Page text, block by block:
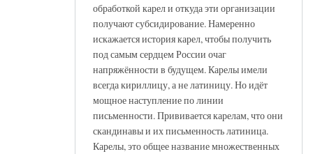
обработкой карел и откуда эти организации
получают субсидирование. Намеренно
искажается история карел, чтобы получить
под самым сердцем России очаг
напряжённости в будущем. Карелы имели
всегда кириллицу, а не латиницу. Но идёт
мощное наступление по линии
письменности. Прививается карелам, что они
скандинавы и их письменность латиница.
Карелы, это общее название множественных